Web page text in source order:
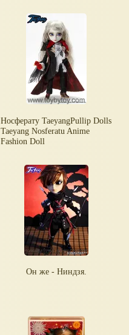
Носферату TaeyangPullip Dolls
Taeyang Nosferatu Anime
Fashion Doll
Он же - Ниндзя.